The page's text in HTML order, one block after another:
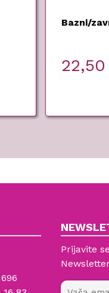
Bazni/
22,50
Prijavite